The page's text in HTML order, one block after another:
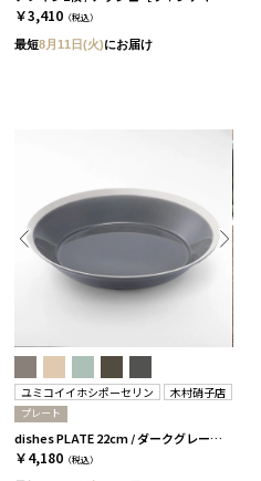
￥3,410 （税込）
最短8月11日(火)にお届け
ユミコイイホシポーセリン 木村硝子店
プレート
dishes PLATE 22cm / ダークグレー［イイホシユミコ×木村硝子店］
￥4,180 （税込）